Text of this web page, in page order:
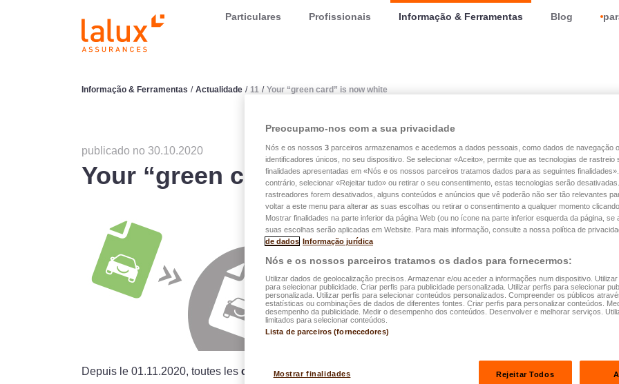
LALUX AssurancesParticulares Profissionais Informação & Ferramentas Blog
Informação & Ferramentas / Actualidade / 11 / Your “green card” is now white
publicado no 30.10.2020
Your “green card” is now white
Depuis le 01.11.2020, toutes les cartes internationales d’assurance
sont désormais imprimées sur
Preocupamo-nos com a sua privacidade
Nós e os nossos 3 parceiros armazenamos e acedemos a dados pessoais, como dados de navegação
identificadores únicos, no seu dispositivo. Se selecionar «Aceito», permite que as tecnologias de rastreio
finalidades apresentadas em «Nós e os nossos parceiros tratamos dados para as seguintes
contrário, selecionar «Rejeitar tudo» ou retirar o seu consentimento, estas tecnologias serão
rastreadores forem desativados, alguns conteúdos e anúncios que vê poderão não ser tão relevantes
voltar a este menu para alterar as suas escolhas ou retirar o consentimento a qualquer momento
Mostrar finalidades na parte inferior da página Web (ou no ícone na parte inferior esquerda da página, se
suas escolhas serão aplicadas em Website. Para mais informação, consulte a nossa política de
de dados Informação jurídica
Nós e os nossos parceiros tratamos os dados para fornecermos:
Utilizar dados de geolocalização precisos. Armazenar e/ou aceder a informações num dispositivo. Utilizar
para selecionar publicidade. Criar perfis para publicidade personalizada. Utilizar perfis para selecionar
personalizada. Utilizar perfis para selecionar conteúdos personalizados. Compreender os públicos
estatísticas ou combinações de dados de diferentes fontes. Criar perfis para personalizar conteúdos.
desempenho da publicidade. Medir o desempenho dos conteúdos. Desenvolver e melhorar serviços.
limitados para selecionar conteúdos.
Lista de parceiros (fornecedores)
Mostrar finalidades Rejeitar Todos